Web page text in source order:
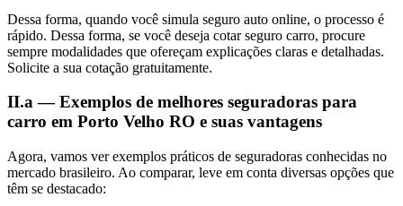
Dessa forma, quando você simula seguro auto online, o processo é
rápido. Dessa forma, se você deseja cotar seguro carro, procure
sempre modalidades que ofereçam explicações claras e detalhadas.
Solicite a sua cotação gratuitamente.
II.a — Exemplos de melhores seguradoras para
carro em Porto Velho RO e suas vantagens
Agora, vamos ver exemplos práticos de seguradoras conhecidas no
mercado brasileiro. Ao comparar, leve em conta diversas opções que
têm se destacado: